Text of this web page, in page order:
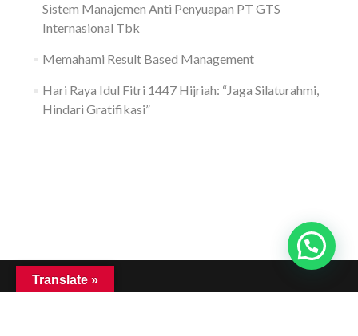
Sistem Manajemen Anti Penyuapan PT GTS
Internasional Tbk
Memahami Result Based Management
Hari Raya Idul Fitri 1447 Hijriah: “Jaga Silaturahmi,
Hindari Gratifikasi”
Translate »